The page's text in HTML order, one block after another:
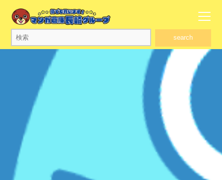
search